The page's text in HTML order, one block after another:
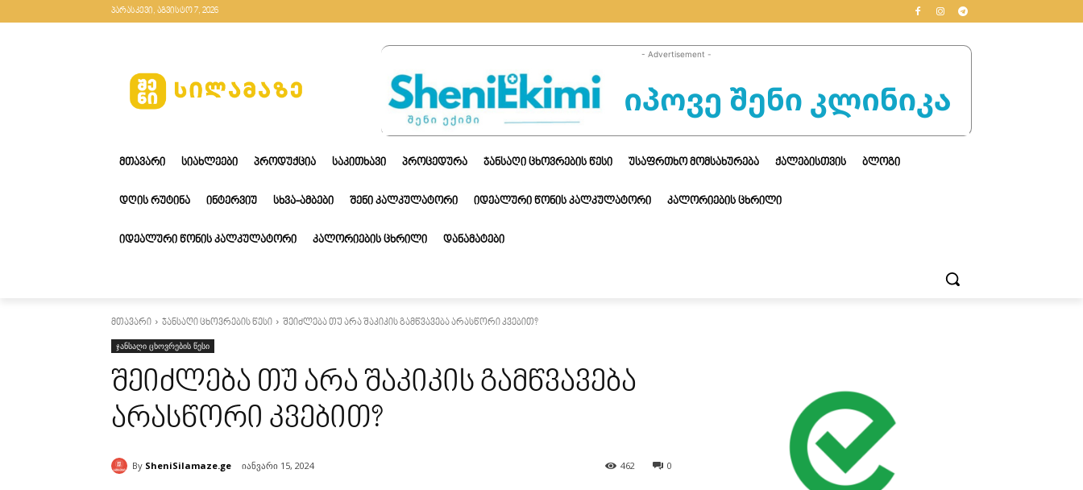
პარასკევი, აგვისტო 7, 2026
- Advertisement -
ᲛᲗᲐᲕᲐᲠᲘ ᲡᲘᲐᲮᲚᲔᲔᲑᲘ ᲞᲠᲝᲓᲣᲥᲪᲘᲐ ᲡᲐᲙᲘᲗᲮᲐᲕᲘ ᲞᲠᲝᲪᲔᲓᲣᲠᲐ ᲯᲐᲜᲡᲐᲦᲘ ᲪᲮᲝᲕᲠᲔᲑᲘᲡ ᲬᲔᲡᲘ ᲣᲡᲐᲤᲠᲗᲮᲝ ᲛᲝᲛᲡᲐᲮᲣᲠᲔᲑᲐ ᲥᲐᲚᲔᲑᲘᲡᲗᲕᲘᲡ ᲑᲚᲝᲒᲘ
ᲓᲦᲘᲡ ᲠᲣᲢᲘᲜᲐ ᲘᲜᲢᲔᲠᲕᲘᲣ ᲡᲮᲕᲐ-ᲐᲛᲑᲔᲑᲘ ᲨᲔᲜᲘ ᲙᲐᲚᲙᲣᲚᲐᲢᲝᲠᲘ ᲘᲓᲔᲐᲚᲣᲠᲘ ᲬᲝᲜᲘᲡ ᲙᲐᲚᲙᲣᲚᲐᲢᲝᲠᲘ ᲙᲐᲚᲝᲠᲘᲔᲑᲘᲡ ᲪᲮᲠᲘᲚᲘ
ᲘᲓᲔᲐᲚᲣᲠᲘ ᲬᲝᲜᲘᲡ ᲙᲐᲚᲙᲣᲚᲐᲢᲝᲠᲘ ᲙᲐᲚᲝᲠᲘᲔᲑᲘᲡ ᲪᲮᲠᲘᲚᲘ ᲓᲐᲜᲐᲛᲐᲢᲔᲑᲘ
მთავარი ჯანსაღი ცხოვრების წესი შეიძლება თუ არა შაკიკის გამწვავება არასწორი კვებით?
ჯანსაღი ცხოვრების წესი
შეიძლება თუ არა შაკიკის გამწვავება
არასწორი კვებით?
By SheniSilamaze.ge იანვარი 15, 2024 0
462